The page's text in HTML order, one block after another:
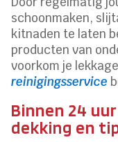
schoonmaken,
kitnaden te laten
producten van
voorkom je
reinigingsservice
Binnen 24
dekking en